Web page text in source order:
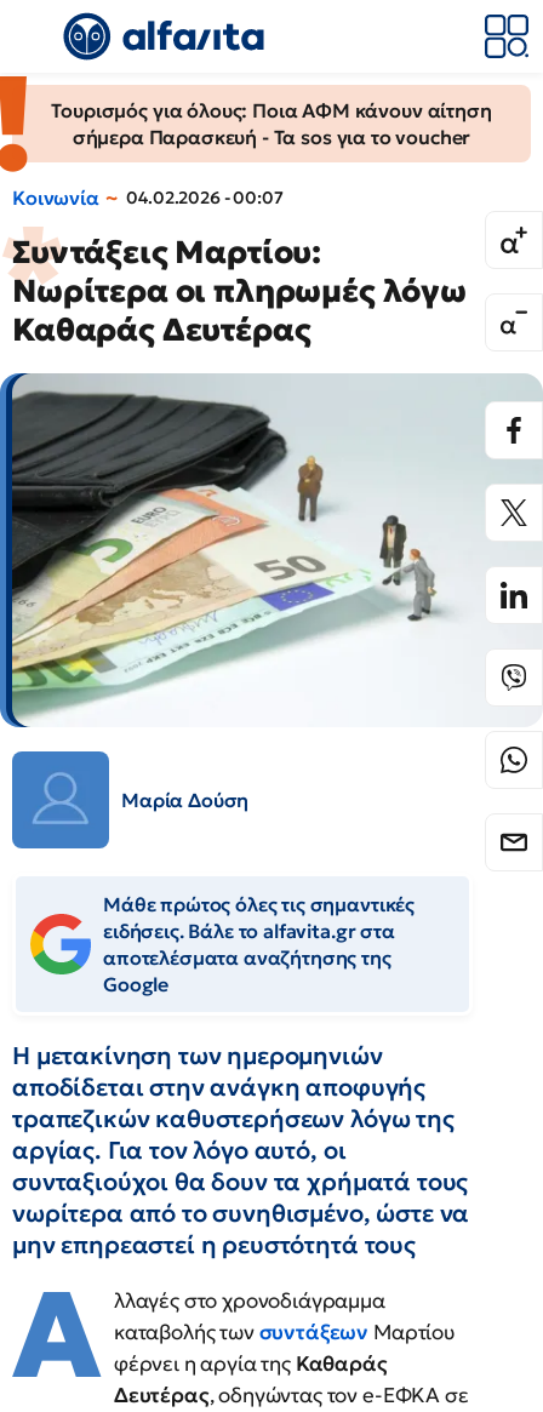
Τουρισμός για όλους: Ποια ΑΦΜ κάνουν αίτηση
σήμερα Παρασκευή - Τα sos για το voucher
Κοινωνία 04.02.2026 - 00:07
Συντάξεις Μαρτίου:
Νωρίτερα οι πληρωμές λόγω
Καθαράς Δευτέρας
Μαρία Δούση
Μάθε πρώτος όλες τις σημαντικές
ειδήσεις. Βάλε το alfavita.gr στα
αποτελέσματα αναζήτησης της
Google
Η μετακίνηση των ημερομηνιών
αποδίδεται στην ανάγκη αποφυγής
τραπεζικών καθυστερήσεων λόγω της
αργίας. Για τον λόγο αυτό, οι
συνταξιούχοι θα δουν τα χρήματά τους
νωρίτερα από το συνηθισμένο, ώστε να
μην επηρεαστεί η ρευστότητά τους
Α λλαγές στο χρονοδιάγραμμα
καταβολής τωνσυντάξεων Μαρτίου
φέρνει η αργία της Καθαράς
Δευτέρας, οδηγώντας τον e-ΕΦΚΑ σε